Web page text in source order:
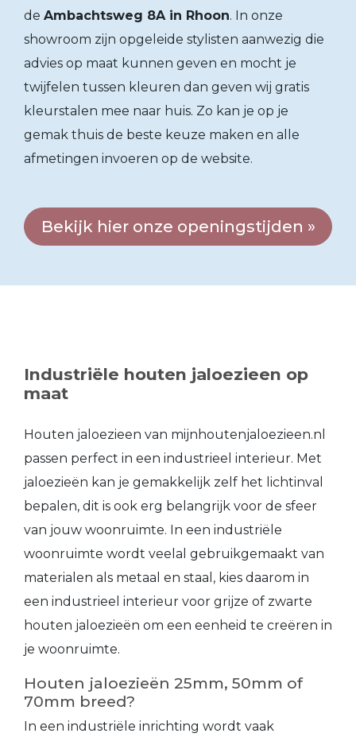
de Ambachtsweg 8A in Rhoon. In onze
showroom zijn opgeleide stylisten aanwezig die
advies op maat kunnen geven en mocht je
twijfelen tussen kleuren dan geven wij gratis
kleurstalen mee naar huis. Zo kan je op je
gemak thuis de beste keuze maken en alle
afmetingen invoeren op de website.
Bekijk hier onze openingstijden »
Industriële houten jaloezieen op
maat
Houten jaloezieen van mijnhoutenjaloezieen.nl
passen perfect in een industrieel interieur. Met
jaloezieën kan je gemakkelijk zelf het lichtinval
bepalen, dit is ook erg belangrijk voor de sfeer
van jouw woonruimte. In een industriële
woonruimte wordt veelal gebruikgemaakt van
materialen als metaal en staal, kies daarom in
een industrieel interieur voor grijze of zwarte
houten jaloezieën om een eenheid te creëren in
je woonruimte.
Houten jaloezieën 25mm, 50mm of
70mm breed?
In een industriële inrichting wordt vaak